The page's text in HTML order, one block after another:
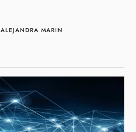
ALEJANDRA MARIN